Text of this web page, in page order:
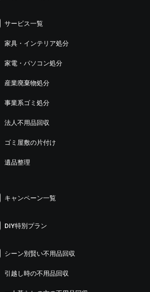
サービス一覧
家具・インテリア処分
家電・パソコン処分
産業廃棄物処分
事業系ゴミ処分
法人不用品回収
ゴミ屋敷の片付け
遺品整理
キャンペーン一覧
DIY特別プラン
シーン別賢い不用品回収
引越し時の不用品回収